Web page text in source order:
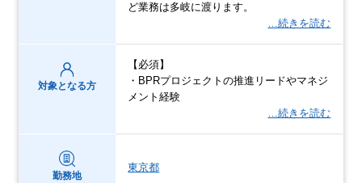
ど業務は多岐に渡ります。
…続きを読む
対象となる方
【必須】
・BPRプロジェクトの推進リードやマネジ
メント経験
…続きを読む
勤務地
東京都